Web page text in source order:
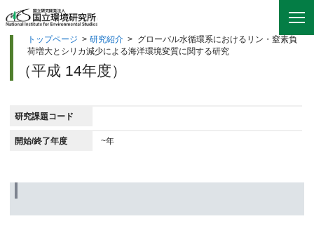
トップページ > 研究紹介 > グローバル水循環系におけるリン・窒素負
荷増大とシリカ減少による海洋環境変質に関する研究
（平成 14年度）
研究課題コード
開始/終了年度 ~年